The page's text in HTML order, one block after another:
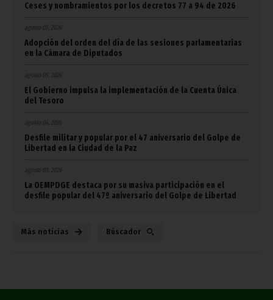
Ceses y nombramientos por los decretos 77 a 94 de 2026
Adopción del orden del día de las sesiones parlamentarias
en la Cámara de Diputados
El Gobierno impulsa la implementación de la Cuenta Única
del Tesoro
agosto 04, 2026
Desfile militar y popular por el 47 aniversario del Golpe de
Libertad en la Ciudad de la Paz
La OEMPDGE destaca por su masiva participación en el
desfile popular del 47º aniversario del Golpe de Libertad
Más noticias Búscador